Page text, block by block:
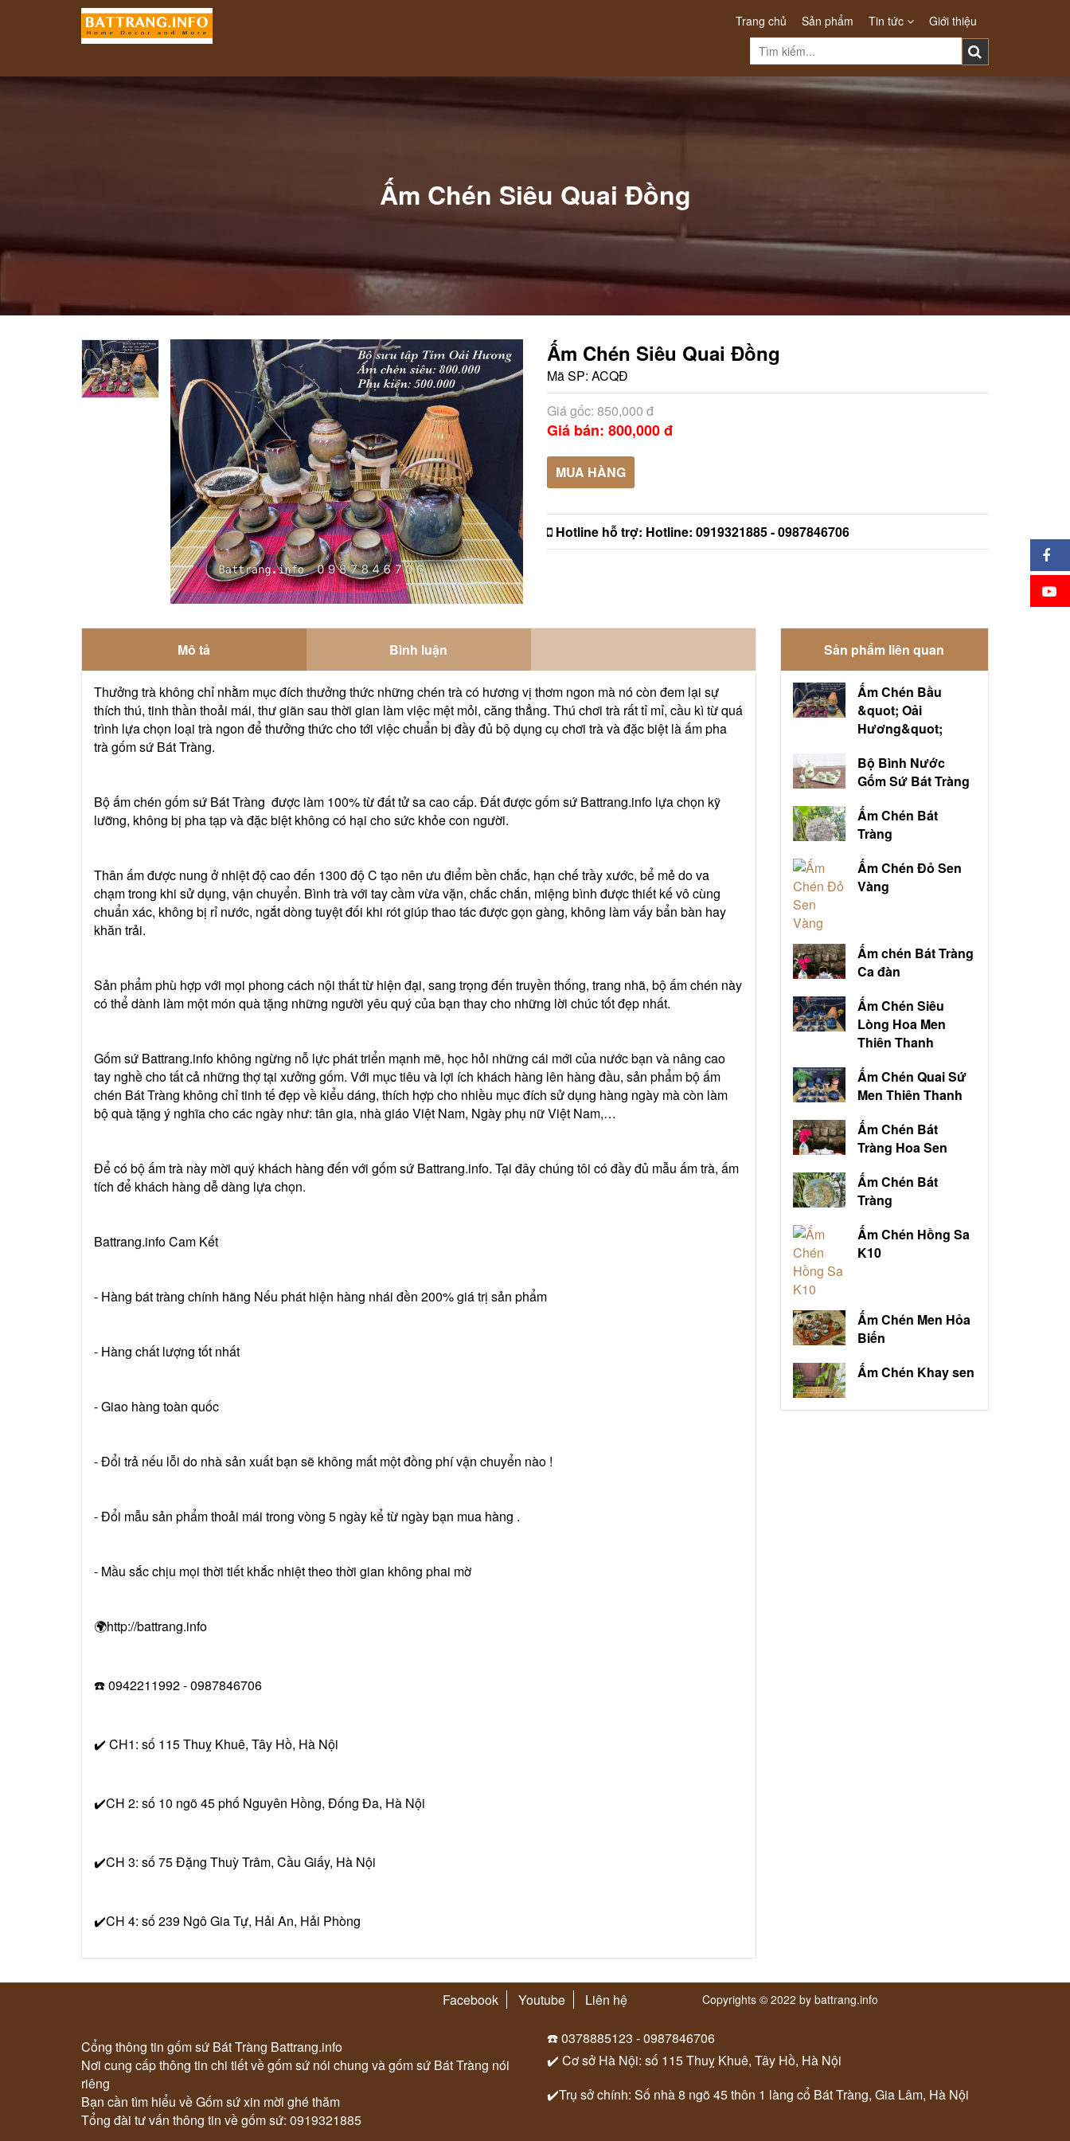
Trang chủ Sản phẩm Tin tức Giới thiệu
Ấm Chén Siêu Quai Đồng
Ấm Chén Siêu Quai Đồng
Mã SP: ACQĐ
Giá gốc: 850,000 đ
Giá bán: 800,000 đ
MUA HÀNG
Hotline hỗ trợ: Hotline: 0919321885 - 0987846706
Mô tả Bình luận
Thưởng trà không chỉ nhằm mục đích thưởng thức những chén trà có hương vị thơm ngon mà nó còn đem lại sự
thích thú, tinh thần thoải mái, thư giãn sau thời gian làm việc mệt mỏi, căng thẳng. Thú chơi trà rất tỉ mỉ, cầu kì từ quá
trình lựa chọn loại trà ngon để thưởng thức cho tới việc chuẩn bị đầy đủ bộ dụng cụ chơi trà và đặc biệt là ấm pha
trà gốm sứ Bát Tràng.
Bộ ấm chén gốm sứ Bát Tràng được làm 100% từ đất tử sa cao cấp. Đất được gốm sứ Battrang.info lựa chọn kỹ
lưỡng, không bị pha tạp và đặc biệt không có hại cho sức khỏe con người.
Thân ấm được nung ở nhiệt độ cao đến 1300 độ C tạo nên ưu điểm bền chắc, hạn chế trầy xước, bể mẻ do va
chạm trong khi sử dụng, vận chuyển. Bình trà với tay cầm vừa vặn, chắc chắn, miệng bình được thiết kế vô cùng
chuẩn xác, không bị rỉ nước, ngắt dòng tuyệt đối khi rót giúp thao tác được gọn gàng, không làm vấy bẩn bàn hay
khăn trải.
Sản phẩm phù hợp với mọi phong cách nội thất từ hiện đại, sang trọng đến truyền thống, trang nhã, bộ ấm chén này
có thể dành làm một món quà tặng những người yêu quý của bạn thay cho những lời chúc tốt đẹp nhất.
Gốm sứ Battrang.info không ngừng nỗ lực phát triển mạnh mẽ, học hỏi những cái mới của nước bạn và nâng cao
tay nghề cho tất cả những thợ tại xưởng gốm. Với mục tiêu và lợi ích khách hàng lên hàng đầu, sản phẩm bộ ấm
chén Bát Tràng không chỉ tinh tế đẹp về kiểu dáng, thích hợp cho nhiều mục đích sử dụng hàng ngày mà còn làm
bộ quà tặng ý nghĩa cho các ngày như: tân gia, nhà giáo Việt Nam, Ngày phụ nữ Việt Nam,…
Để có bộ ấm trà này mời quý khách hàng đến với gốm sứ Battrang.info. Tại đây chúng tôi có đầy đủ mẫu ấm trà, ấm
tích để khách hàng dễ dàng lựa chọn.
Battrang.info Cam Kết
- Hàng bát tràng chính hãng Nếu phát hiện hàng nhái đền 200% giá trị sản phẩm
- Hàng chất lượng tốt nhất
- Giao hàng toàn quốc
- Đổi trả nếu lỗi do nhà sản xuất bạn sẽ không mất một đồng phí vận chuyển nào !
- Đổi mẫu sản phẩm thoải mái trong vòng 5 ngày kể từ ngày bạn mua hàng .
- Mầu sắc chịu mọi thời tiết khắc nhiệt theo thời gian không phai mờ
🌍http://battrang.info
☎️ 0942211992 - 0987846706
✔️ CH1: số 115 Thuỵ Khuê, Tây Hồ, Hà Nội
✔️CH 2: số 10 ngõ 45 phố Nguyên Hồng, Đống Đa, Hà Nội
✔️CH 3: số 75 Đặng Thuỳ Trâm, Cầu Giấy, Hà Nội
✔️CH 4: số 239 Ngô Gia Tự, Hải An, Hải Phòng
Sản phẩm liên quan
Ấm Chén Bầu
&quot; Oải
Hương&quot;
Bộ Bình Nước
Gốm Sứ Bát Tràng
Ấm Chén Bát
Tràng
Ấm Chén Đỏ Sen
Vàng
Ấm chén Bát Tràng
Ca đàn
Ấm Chén Siêu
Lòng Hoa Men
Thiên Thanh
Ấm Chén Quai Sứ
Men Thiên Thanh
Ấm Chén Bát
Tràng Hoa Sen
Ấm Chén Bát
Tràng
Ấm Chén Hồng Sa
K10
Ấm Chén Men Hỏa
Biến
Ấm Chén Khay sen
Facebook Youtube Liên hệ Copyrights © 2022 by battrang.info
Cổng thông tin gốm sứ Bát Tràng Battrang.info
Nơi cung cấp thông tin chi tiết về gốm sứ nói chung và gốm sứ Bát Tràng nói
riêng
Bạn cần tìm hiểu về Gốm sứ xin mời ghé thăm
Tổng đài tư vấn thông tin về gốm sứ: 0919321885
☎️ 0378885123 - 0987846706
✔️ Cơ sở Hà Nội: số 115 Thuỵ Khuê, Tây Hồ, Hà Nội
✔️Trụ sở chính: Số nhà 8 ngõ 45 thôn 1 làng cổ Bát Tràng, Gia Lâm, Hà Nội